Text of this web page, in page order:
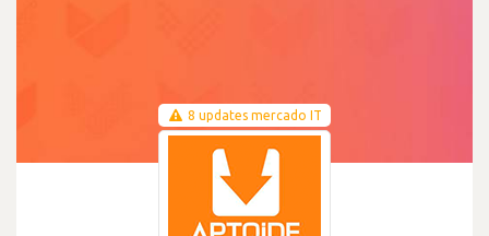
8 updates mercado IT